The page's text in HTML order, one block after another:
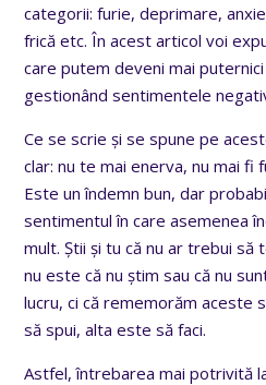
categorii: furie, deprimare,
frică etc. În acest articol voi
care putem deveni mai
gestionând sentimentele
Ce se scrie și se spune pe
clar: nu te mai enerva, nu mai fi
Este un îndemn bun, dar
sentimentul în care asemenea
mult. Știi și tu că nu ar trebui să
nu este că nu știm sau că nu
lucru, ci că rememorăm aceste
să spui, alta este să faci.
Astfel, întrebarea mai potrivită